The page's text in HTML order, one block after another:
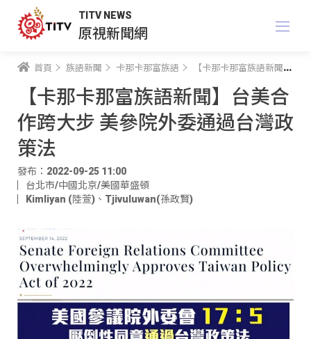
TITV NEWS
原視新聞網
首頁 族語新聞 卡那卡那富族語 【卡那卡那富族語新聞】台美合作跨大步 美參院外委通過台灣政策法
【卡那卡那富族語新聞】台美合
作跨大步 美參院外委通過台灣政
策法
發布：2022-09-25 11:00
台北市/中國北京/美國華盛頓
Kimliyan (陸萱) 、 Tjivuluwan(孫政賢)